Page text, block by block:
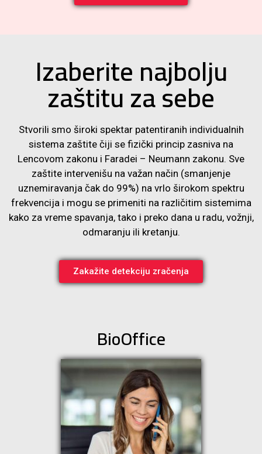
Izaberite najbolju
zaštitu za sebe
Stvorili smo široki spektar patentiranih individualnih
sistema zaštite čiji se fizički princip zasniva na
Lencovom zakonu i Faradei – Neumann zakonu. Sve
zaštite intervenišu na važan način (smanjenje
uznemiravanja čak do 99%) na vrlo širokom spektru
frekvencija i mogu se primeniti na različitim sistemima
kako za vreme spavanja, tako i preko dana u radu, vožnji,
odmaranju ili kretanju.
Zakažite detekciju zračenja
BioOffice